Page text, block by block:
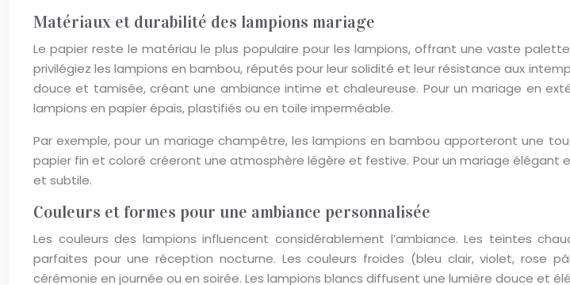
Matériaux et durabilité des lampions mariage
Le papier reste le matériau le plus populaire pour les lampions, offrant une vaste
privilégiez les lampions en bambou, réputés pour leur solidité et leur résistance aux
douce et tamisée, créant une ambiance intime et chaleureuse. Pour un mariage en
lampions en papier épais, plastifiés ou en toile imperméable.
Par exemple, pour un mariage champêtre, les lampions en bambou apporteront une
papier fin et coloré créeront une atmosphère légère et festive. Pour un mariage
et subtile.
Couleurs et formes pour une ambiance personnalisée
Les couleurs des lampions influencent considérablement l’ambiance. Les teintes
parfaites pour une réception nocturne. Les couleurs froides (bleu clair, violet, rose
cérémonie en journée ou en soirée. Les lampions blancs diffusent une lumière douce et